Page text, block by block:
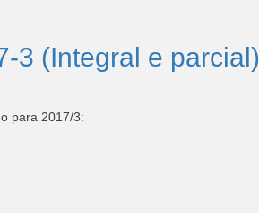
3 (Integral e parcial)
para 2017/3: